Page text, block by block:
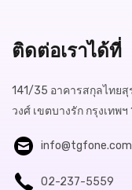
ติดต่อเราได้ที่
141/35 อาคารสกุลไทยสุ
วงศ์ เขตบางรัก กรุงเทพฯ
info@tgfone.com
02-237-5559